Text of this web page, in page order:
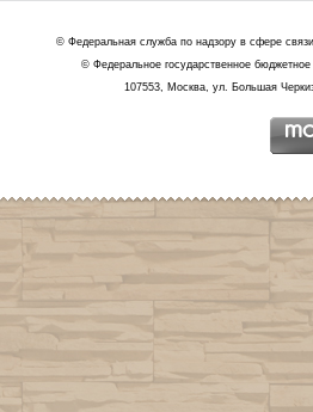
© Федеральная служба по надзору в сфере
© Федеральное государственное
107553, Москва, ул. Большая